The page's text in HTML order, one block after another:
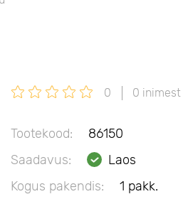
0 0 inimest
Tootekood:
86150
Saadavus:
Laos
Kogus pakendis:
1 pakk.